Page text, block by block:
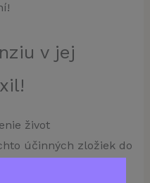
v jej
život
účinných zložiek do
Užívaním iba jednej